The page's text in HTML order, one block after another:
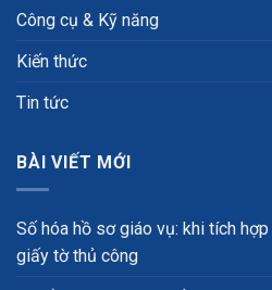
Công cụ & Kỹ năng
Kiến thức
Tin tức
BÀI VIẾT MỚI
Số hóa hồ sơ giáo vụ: khi tích
giấy tờ thủ công